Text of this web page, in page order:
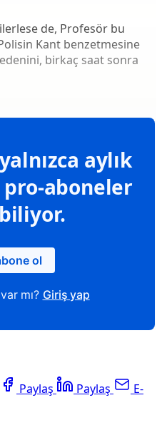
de, Profesör bu
Kant benzetmesine
birkaç saat sonra
aylık
aboneler
ol
mı? Giriş yap
Paylaş Paylaş
E-